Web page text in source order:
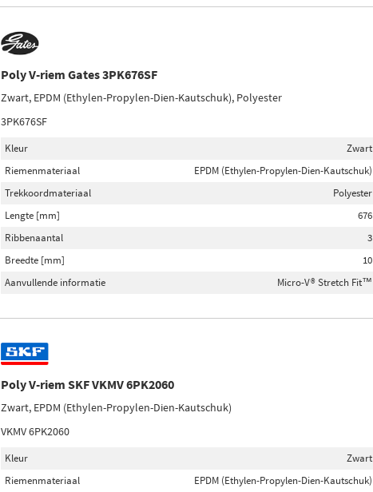
Poly V-riem Gates 3PK676SF
Zwart, EPDM (Ethylen-Propylen-Dien-Kautschuk), Polyester
3PK676SF
Kleur
Zwart
Riemenmateriaal
EPDM (Ethylen-Propylen-Dien-Kautschuk)
Trekkoordmateriaal
Polyester
Lengte [mm]
676
Ribbenaantal
3
Breedte [mm]
10
Aanvullende informatie
Micro-V® Stretch Fit™
Poly V-riem SKF VKMV 6PK2060
Zwart, EPDM (Ethylen-Propylen-Dien-Kautschuk)
VKMV 6PK2060
Kleur
Zwart
Riemenmateriaal
EPDM (Ethylen-Propylen-Dien-Kautschuk)